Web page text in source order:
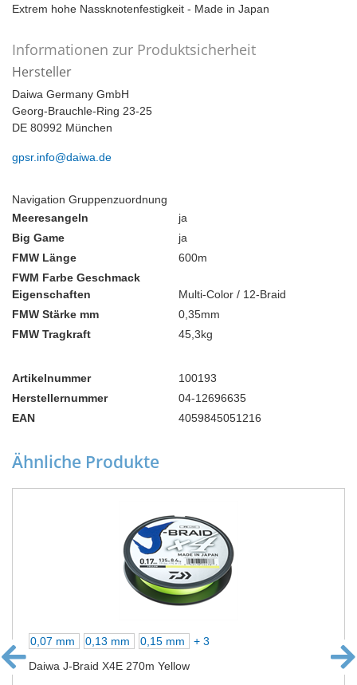
Extrem hohe Nassknotenfestigkeit - Made in Japan
Informationen zur Produktsicherheit
Hersteller
Daiwa Germany GmbH
Georg-Brauchle-Ring 23-25
DE 80992 München
gpsr.info@daiwa.de
Navigation Gruppenzuordnung
Meeresangeln
ja
Big Game
ja
FMW Länge
600m
FWM Farbe Geschmack
Eigenschaften
Multi-Color / 12-Braid
FMW Stärke mm
0,35mm
FMW Tragkraft
45,3kg
Artikelnummer
100193
Herstellernummer
04-12696635
EAN
4059845051216
Ähnliche Produkte
0,07 mm 0,13 mm 0,15 mm
+ 3
Daiwa J-Braid X4E 270m Yellow